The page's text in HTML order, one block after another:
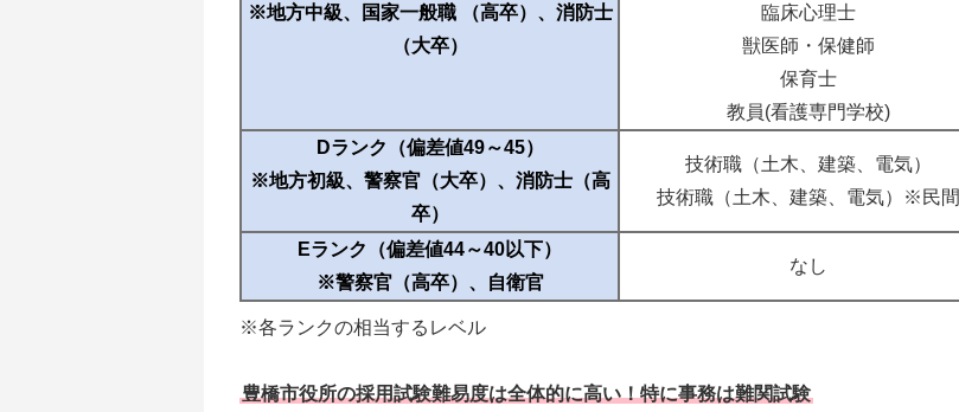
※地方中級、国家一般職 （高卒）、消防士
（大卒）
臨床心理士
獣医師・保健師
保育士
教員(看護専門学校)
Dランク（偏差値49～45）
※地方初級、警察官（大卒）、消防士（高
卒）
技術職（土木、建築、電気）
技術職（土木、建築、電気）※民間
Eランク（偏差値44～40以下）
※警察官（高卒）、自衛官
なし
※各ランクの相当するレベル
豊橋市役所の採用試験難易度は全体的に高い！特に事務は難関試験